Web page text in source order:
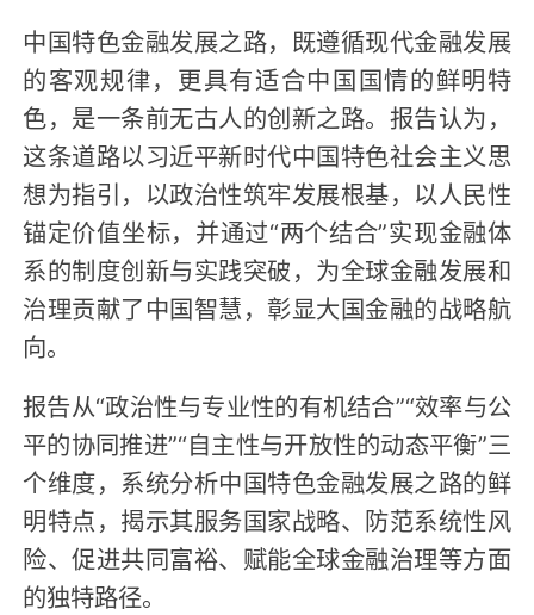
中国特色金融发展之路，既遵循现代金融发展
的客观规律，更具有适合中国国情的鲜明特
色，是一条前无古人的创新之路。报告认为，
这条道路以习近平新时代中国特色社会主义思
想为指引，以政治性筑牢发展根基，以人民性
锚定价值坐标，并通过“两个结合”实现金融体
系的制度创新与实践突破，为全球金融发展和
治理贡献了中国智慧，彰显大国金融的战略航
向。
报告从“政治性与专业性的有机结合”“效率与公
平的协同推进”“自主性与开放性的动态平衡”三
个维度，系统分析中国特色金融发展之路的鲜
明特点，揭示其服务国家战略、防范系统性风
险、促进共同富裕、赋能全球金融治理等方面
的独特路径。